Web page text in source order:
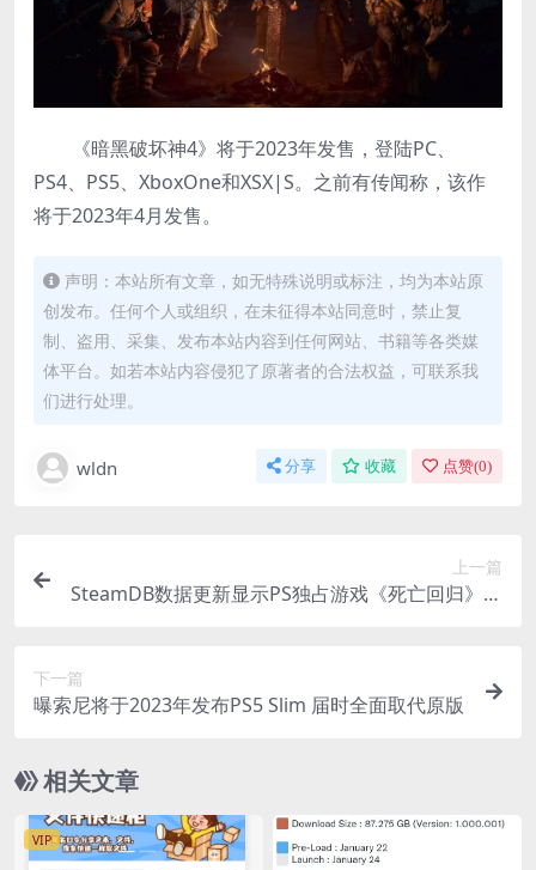
《暗黑破坏神4》将于2023年发售，登陆PC、
PS4、PS5、XboxOne和XSX|S。之前有传闻称，该作
将于2023年4月发售。
声明：本站所有文章，如无特殊说明或标注，均为本站原
创发布。任何个人或组织，在未征得本站同意时，禁止复
制、盗用、采集、发布本站内容到任何网站、书籍等各类媒
体平台。如若本站内容侵犯了原著者的合法权益，可联系我
们进行处理。
wldn 分享 收藏 点赞(0)
上一篇
SteamDB数据更新显示PS独占游戏《死亡回归》将
下一篇
曝索尼将于2023年发布PS5 Slim 届时全面取代原版
相关文章
VIP